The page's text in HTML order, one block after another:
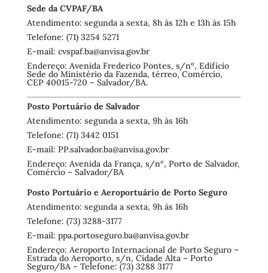
Sede da CVPAF/BA
Atendimento: segunda a sexta, 8h às 12h e 13h às 15h
Telefone: (71) 3254 5271
E-mail: cvspaf.ba@anvisa.gov.br
Endereço: Avenida Frederico Pontes, s/nº, Edifício
Sede do Ministério da Fazenda, térreo, Comércio,
CEP 40015-720 – Salvador/BA.
Posto Portuário de Salvador
Atendimento: segunda a sexta, 9h às 16h
Telefone: (71) 3442 0151
E-mail: PP.salvador.ba@anvisa.gov.br
Endereço: Avenida da França, s/nº, Porto de Salvador,
Comércio – Salvador/BA
Posto Portuário e Aeroportuário de Porto Seguro
Atendimento: segunda a sexta, 9h às 16h
Telefone: (73) 3288-3177
E-mail: ppa.portoseguro.ba@anvisa.gov.br
Endereço: Aeroporto Internacional de Porto Seguro –
Estrada do Aeroporto, s/n, Cidade Alta – Porto
Seguro/BA – Telefone: (73) 3288 3177